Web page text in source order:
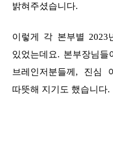
밝혀주셨습니다.
이렇게 각 본부별 2023
있었는데요. 본부장님
브레인저분들께, 진심
따뜻해 지기도 했습니다.